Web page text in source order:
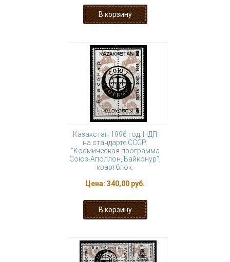
Казахстан 1996 год. НДП
на стандарте СССР:
"Космическая программа
Союз-Аполлон, Байконур",
квартблок.
Цена: 340,00 руб.